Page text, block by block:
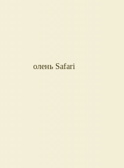
олень Safari